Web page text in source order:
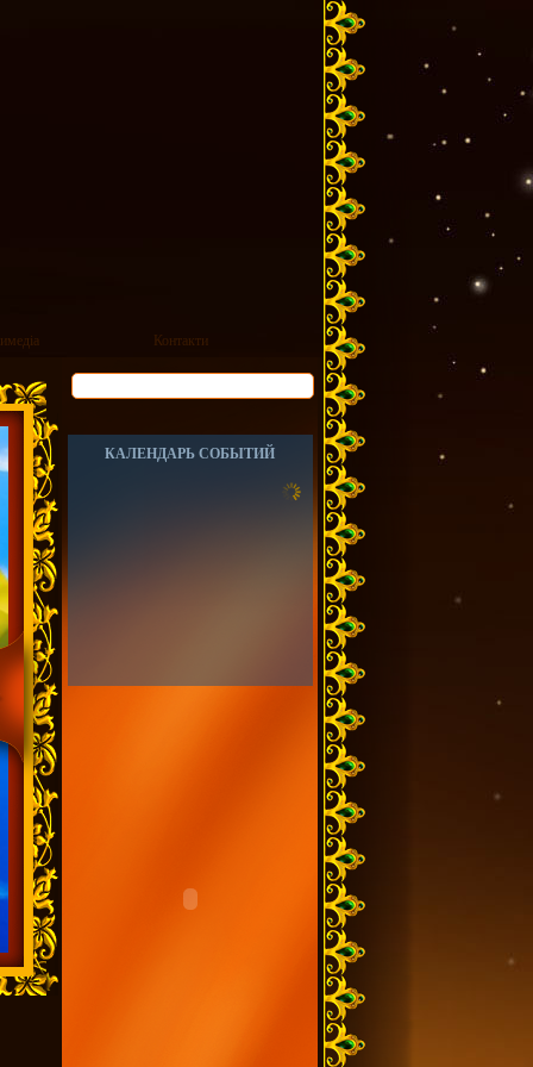
КАЛЕНДАРЬ СОБЫТИЙ
Контакти